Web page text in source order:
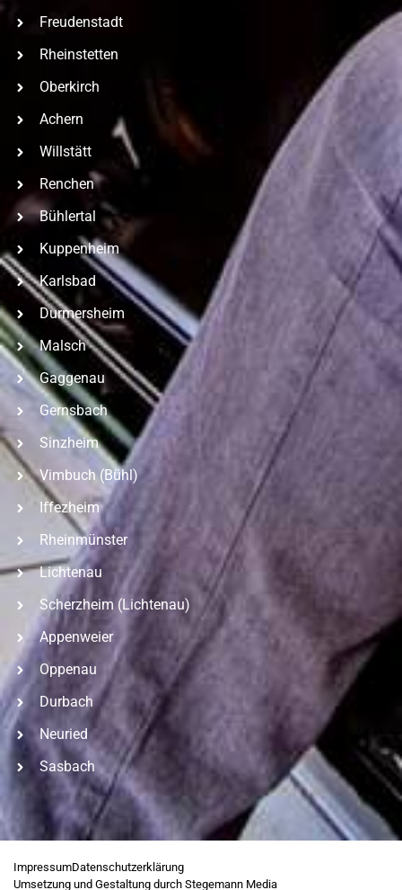
Freudenstadt
Rheinstetten
Oberkirch
Achern
Willstätt
Renchen
Bühlertal
Kuppenheim
Karlsbad
Durmersheim
Malsch
Gaggenau
Gernsbach
Sinzheim
Vimbuch (Bühl)
Iffezheim
Rheinmünster
Lichtenau
Scherzheim (Lichtenau)
Appenweier
Oppenau
Durbach
Neuried
Sasbach
ImpressumDatenschutzerklärung
Umsetzung und Gestaltung durch Stegemann Media